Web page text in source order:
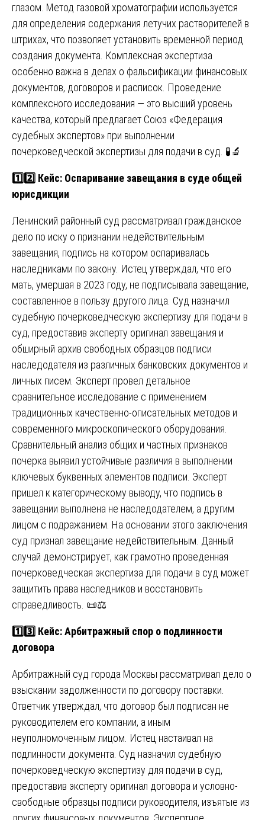
глазом. Метод газовой хроматографии используется
для определения содержания летучих растворителей в
штрихах, что позволяет установить временной период
создания документа. Комплексная экспертиза
особенно важна в делах о фальсификации финансовых
документов, договоров и расписок. Проведение
комплексного исследования — это высший уровень
качества, который предлагает Союз «Федерация
судебных экспертов» при выполнении
почерковедческой экспертизы для подачи в суд. 🧪🔬
1️⃣2️⃣ Кейс: Оспаривание завещания в суде общей
юрисдикции
Ленинский районный суд рассматривал гражданское
дело по иску о признании недействительным
завещания, подпись на котором оспаривалась
наследниками по закону. Истец утверждал, что его
мать, умершая в 2023 году, не подписывала завещание,
составленное в пользу другого лица. Суд назначил
судебную почерковедческую экспертизу для подачи в
суд, предоставив эксперту оригинал завещания и
обширный архив свободных образцов подписи
наследодателя из различных банковских документов и
личных писем. Эксперт провел детальное
сравнительное исследование с применением
традиционных качественно-описательных методов и
современного микроскопического оборудования.
Сравнительный анализ общих и частных признаков
почерка выявил устойчивые различия в выполнении
ключевых буквенных элементов подписи. Эксперт
пришел к категорическому выводу, что подпись в
завещании выполнена не наследодателем, а другим
лицом с подражанием. На основании этого заключения
суд признал завещание недействительным. Данный
случай демонстрирует, как грамотно проведенная
почерковедческая экспертиза для подачи в суд может
защитить права наследников и восстановить
справедливость. 📜⚖️
1️⃣3️⃣ Кейс: Арбитражный спор о подлинности
договора
Арбитражный суд города Москвы рассматривал дело о
взыскании задолженности по договору поставки.
Ответчик утверждал, что договор был подписан не
руководителем его компании, а иным
неуполномоченным лицом. Истец настаивал на
подлинности документа. Суд назначил судебную
почерковедческую экспертизу для подачи в суд,
предоставив эксперту оригинал договора и условно-
свободные образцы подписи руководителя, изъятые из